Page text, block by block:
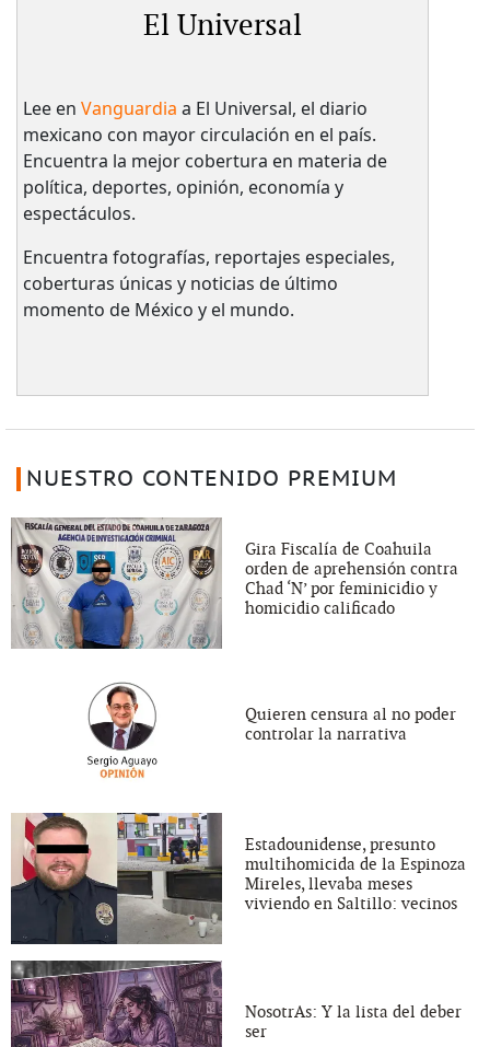
El Universal
Lee en Vanguardia a El Universal, el diario
mexicano con mayor circulación en el país.​
Encuentra la mejor cobertura en materia de
política, deportes, opinión, economía y
espectáculos.
Encuentra fotografías, reportajes especiales,
coberturas únicas y noticias de último
momento de México y el mundo.
NUESTRO CONTENIDO PREMIUM
Gira Fiscalía de Coahuila
orden de aprehensión contra
Chad ‘N’ por feminicidio y
homicidio calificado
Quieren censura al no poder
controlar la narrativa
Estadounidense, presunto
multihomicida de la Espinoza
Mireles, llevaba meses
viviendo en Saltillo: vecinos
NosotrAs: Y la lista del deber
ser